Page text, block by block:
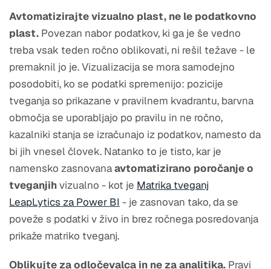
Avtomatizirajte vizualno plast, ne le podatkovno
plast. Povezan nabor podatkov, ki ga je še vedno
treba vsak teden ročno oblikovati, ni rešil težave - le
premaknil jo je. Vizualizacija se mora samodejno
posodobiti, ko se podatki spremenijo: pozicije
tveganja so prikazane v pravilnem kvadrantu, barvna
območja se uporabljajo po pravilu in ne ročno,
kazalniki stanja se izračunajo iz podatkov, namesto da
bi jih vnesel človek. Natanko to je tisto, kar je
namensko zasnovanaavtomatizirano poročanje o
tveganjihvizualno - kot je Matrika tveganj
LeapLytics za Power BI - je zasnovan tako, da se
poveže s podatki v živo in brez ročnega posredovanja
prikaže matriko tveganj.
Oblikujte za odločevalca in ne za analitika. Pravi